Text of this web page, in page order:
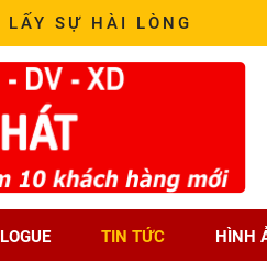
SỰ HÀI LÒNG
TIN TỨC HÌNH